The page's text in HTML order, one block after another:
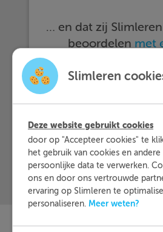
… en dat zij
beoordelen met
Probeer nu 1 week
Slimleren
Deze website gebruikt cookies
door op "Accepteer cookies" te
het gebruik van cookies en
persoonlijke data te verwerken.
ons en door ons vertrouwde
ervaring op Slimleren te
personaliseren. Meer weten?